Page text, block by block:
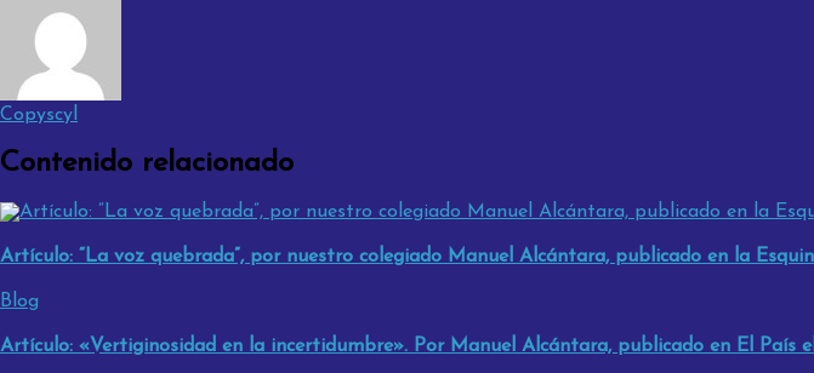
Copyscyl
Contenido relacionado
Artículo: “La voz quebrada”, por nuestro colegiado Manuel Alcántara, publicado en la
Blog
Artículo: «Vertiginosidad en la incertidumbre». Por Manuel Alcántara, publicado en El País